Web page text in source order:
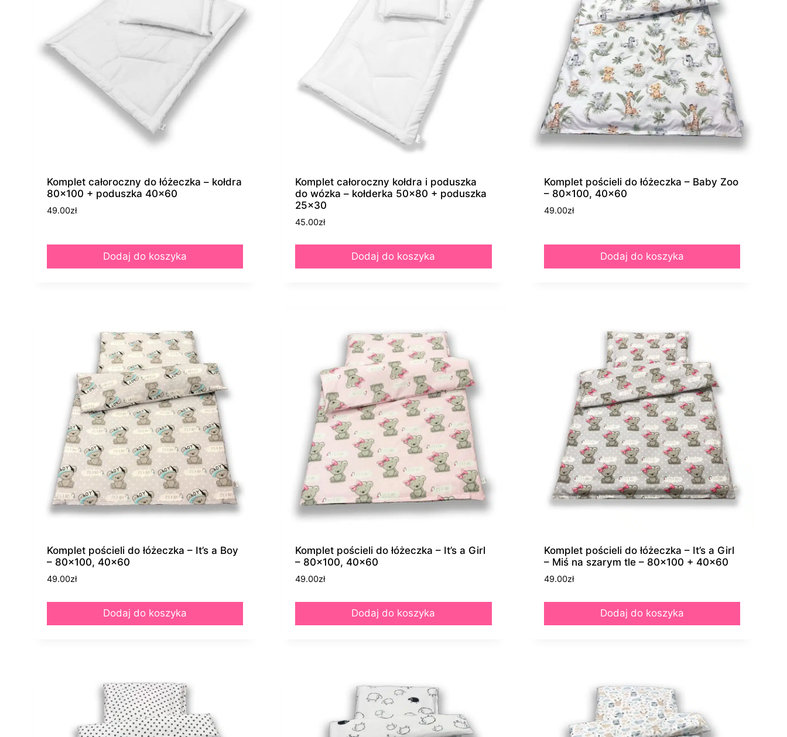
Komplet całoroczny do łóżeczka – kołdra
80×100 + poduszka 40×60
49.00zł
Dodaj do koszyka
Komplet całoroczny kołdra i poduszka
do wózka – kołderka 50×80 + poduszka
25×30
45.00zł
Dodaj do koszyka
Komplet pościeli do łóżeczka – Baby Zoo
– 80×100, 40×60
49.00zł
Dodaj do koszyka
Komplet pościeli do łóżeczka – It’s a Boy
– 80×100, 40×60
49.00zł
Dodaj do koszyka
Komplet pościeli do łóżeczka – It’s a Girl
– 80×100, 40×60
49.00zł
Dodaj do koszyka
Komplet pościeli do łóżeczka – It’s a Girl
– Miś na szarym tle – 80×100 + 40×60
49.00zł
Dodaj do koszyka